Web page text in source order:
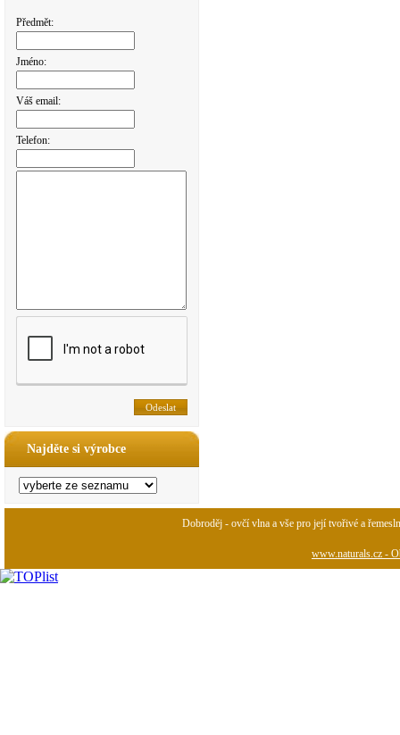
Předmět:
Jméno:
Váš email:
Telefon:
Najděte si výrobce
Dobroděj - ovčí vlna a vše pro její tvořivé a
www.naturals.cz -